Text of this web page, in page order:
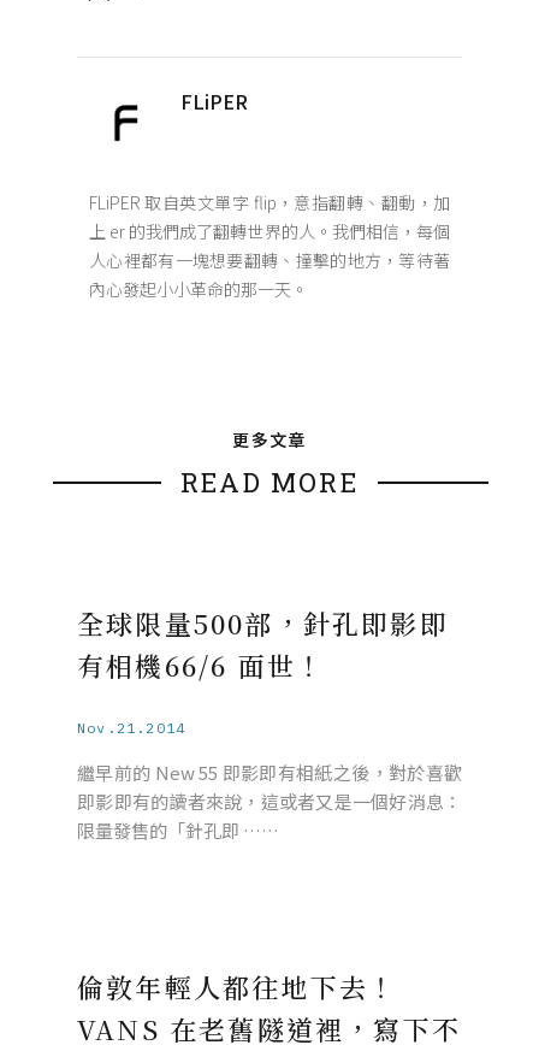
FLiPER
FLiPER 取自英文單字 flip，意指翻轉、翻動，加
上 er 的我們成了翻轉世界的人。我們相信，每個
人心裡都有一塊想要翻轉、撞擊的地方，等待著
內心發起小小革命的那一天。
更多文章
READ MORE
全球限量500部，針孔即影即
有相機66/6 面世！
Nov.21.2014
繼早前的 New 55 即影即有相紙之後，對於喜歡
即影即有的讀者來說，這或者又是一個好消息：
限量發售的「針孔即 ……
倫敦年輕人都往地下去！
VANS 在老舊隧道裡，寫下不